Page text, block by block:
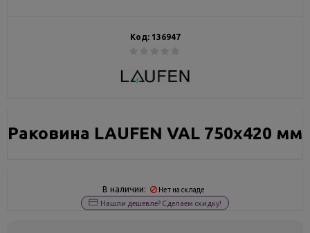
Код: 136947
Раковина LAUFEN VAL 750х420 мм
В наличии: Нет на складе
Нашли дешевле? Сделаем скидку!